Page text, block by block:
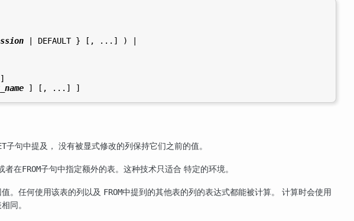
| DEFAULT } [, ...] ) |
]
子句中提及， 没有被显式修改的列保持它们之前的值。
者在FROM子句中指定额外的表。这种技术只适合 特定的环境。
。任何使用该表的列以及 FROM中提到的其他表的列的表达式都能被计算。 计算时会使用
同。